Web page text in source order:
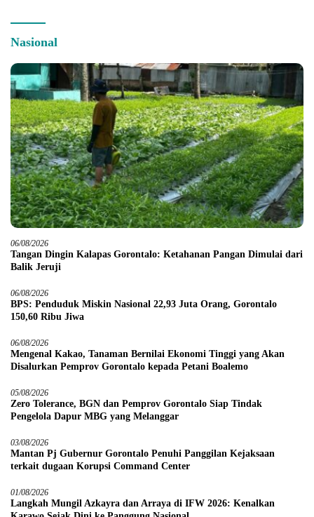
Nasional
06/08/2026
Tangan Dingin Kalapas Gorontalo: Ketahanan Pangan Dimulai dari
Balik Jeruji
06/08/2026
BPS: Penduduk Miskin Nasional 22,93 Juta Orang, Gorontalo
150,60 Ribu Jiwa
06/08/2026
Mengenal Kakao, Tanaman Bernilai Ekonomi Tinggi yang Akan
Disalurkan Pemprov Gorontalo kepada Petani Boalemo
05/08/2026
Zero Tolerance, BGN dan Pemprov Gorontalo Siap Tindak
Pengelola Dapur MBG yang Melanggar
03/08/2026
Mantan Pj Gubernur Gorontalo Penuhi Panggilan Kejaksaan
terkait dugaan Korupsi Command Center
01/08/2026
Langkah Mungil Azkayra dan Arraya di IFW 2026: Kenalkan